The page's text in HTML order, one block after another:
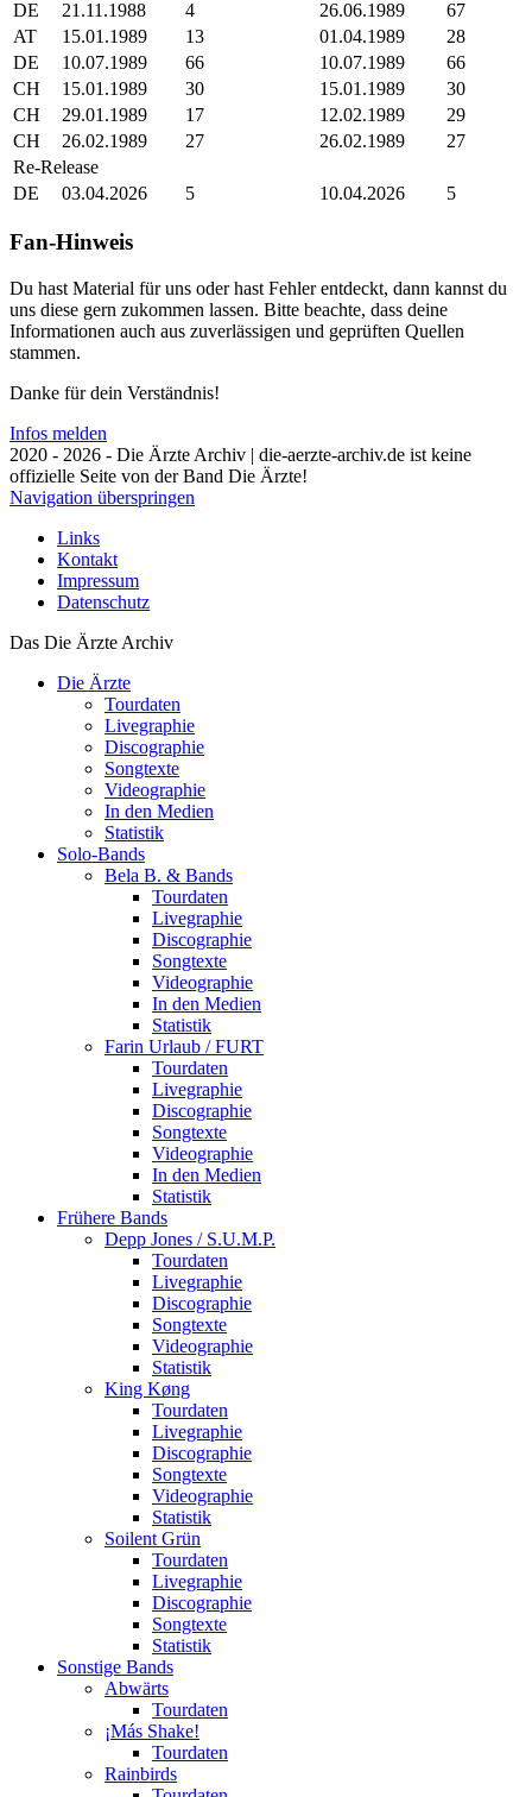
DE
21.11.1988 4 26.06.1989
67
AT
15.01.1989 13 01.04.1989
28
DE
10.07.1989 66 10.07.1989
66
CH
15.01.1989 30 15.01.1989
30
CH
29.01.1989 17 12.02.1989
29
CH
26.02.1989 27 26.02.1989
27
Re-Release
DE
03.04.2026 5 10.04.2026 5
Fan-Hinweis
Du hast Material für uns oder hast Fehler entdeckt, dann kannst du
uns diese gern zukommen lassen. Bitte beachte, dass deine
Informationen auch aus zuverlässigen und geprüften Quellen
stammen.
Danke für dein Verständnis!
Infos melden
2020 - 2026 - Die Ärzte Archiv | die-aerzte-archiv.de ist keine
offizielle Seite von der Band Die Ärzte!
Navigation überspringen
Links
Kontakt
Impressum
Datenschutz
Das Die Ärzte Archiv
Die Ärzte
Tourdaten
Livegraphie
Discographie
Songtexte
Videographie
In den Medien
Statistik
Solo-Bands
Bela B. & Bands
Tourdaten
Livegraphie
Discographie
Songtexte
Videographie
In den Medien
Statistik
Farin Urlaub / FURT
Tourdaten
Livegraphie
Discographie
Songtexte
Videographie
In den Medien
Statistik
Frühere Bands
Depp Jones / S.U.M.P.
Tourdaten
Livegraphie
Discographie
Songtexte
Videographie
Statistik
King Køng
Tourdaten
Livegraphie
Discographie
Songtexte
Videographie
Statistik
Soilent Grün
Tourdaten
Livegraphie
Discographie
Songtexte
Statistik
Sonstige Bands
Abwärts
Tourdaten
¡Más Shake!
Tourdaten
Rainbirds